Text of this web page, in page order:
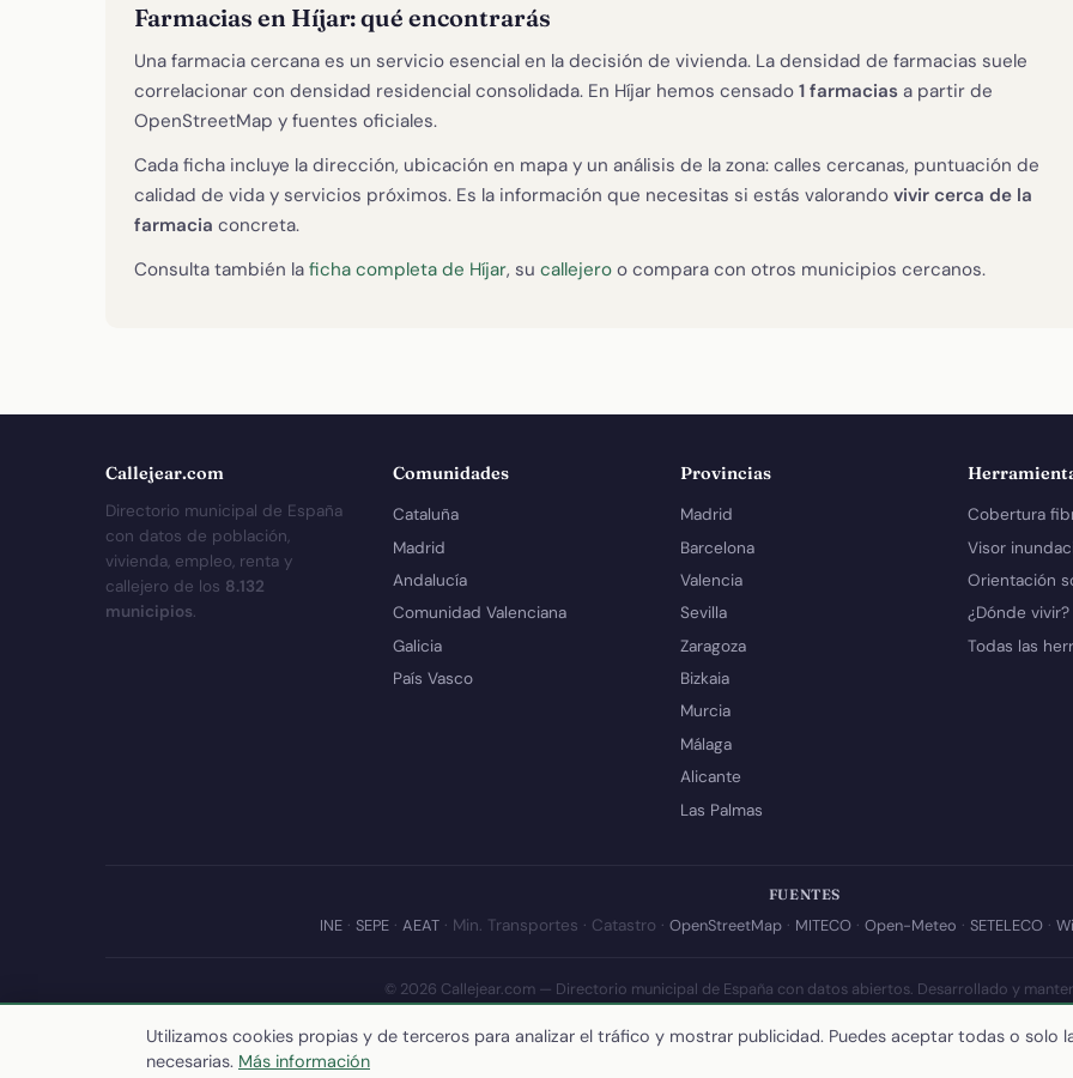
Farmacias en Híjar: qué encontrarás
Una farmacia cercana es un servicio esencial en la decisión de vivienda. La densidad de farmacias suele
correlacionar con densidad residencial consolidada. En Híjar hemos censado 1 farmacias a partir de
OpenStreetMap y fuentes oficiales.
Cada ficha incluye la dirección, ubicación en mapa y un análisis de la zona: calles cercanas, puntuación de
calidad de vida y servicios próximos. Es la información que necesitas si estás valorando vivir cerca de la
farmacia concreta.
Consulta también la ficha completa de Híjar, su callejero o compara con otros municipios cercanos.
Callejear.com
Directorio municipal de España
con datos de población,
vivienda, empleo, renta y
callejero de los 8.132
municipios.
Comunidades
Cataluña
Madrid
Andalucía
Comunidad Valenciana
Galicia
País Vasco
Provincias
Madrid
Barcelona
Valencia
Sevilla
Zaragoza
Bizkaia
Murcia
Málaga
Alicante
Las Palmas
Cobertura
Visor
Orientación
¿Dónde vivir?
Todas las
FUENTES
INE · SEPE · AEAT · Min. Transportes · Catastro · OpenStreetMap · MITECO · Open-Meteo · SETELECO ·
© 2026 Callejear.com — Directorio municipal de España con datos abiertos. Desarrollado y
Última actualización de esta página:10 de julio de 2026·Cómo calculamos los
Utilizamos cookies propias y de terceros para analizar el tráfico y mostrar publicidad. Puedes aceptar todas o solo
necesarias. Más información